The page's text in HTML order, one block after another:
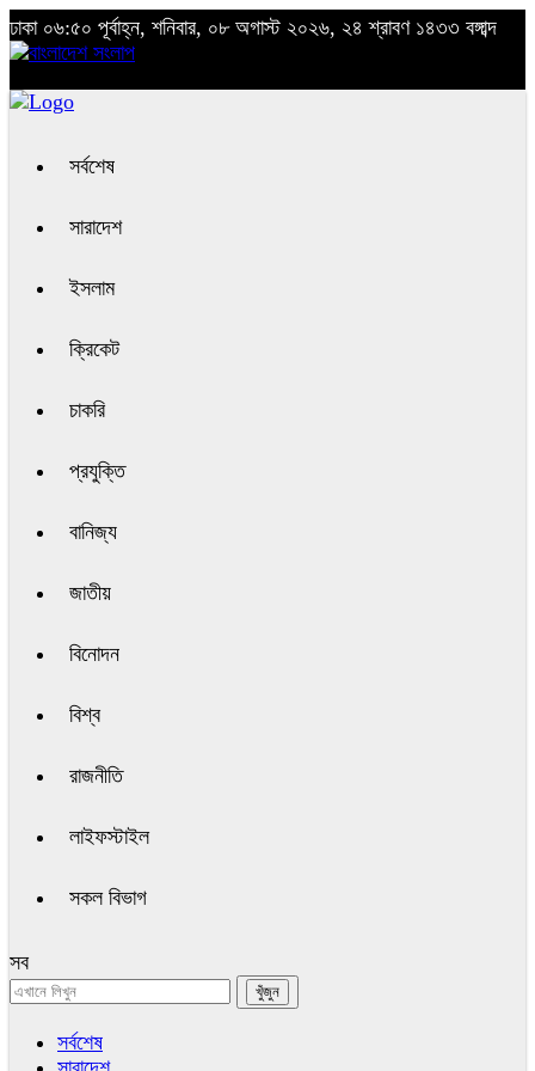
ঢাকা ০৬:৫০ পূর্বাহ্ন, শনিবার, ০৮ অগাস্ট ২০২৬, ২৪ শ্রাবণ ১৪৩৩ বঙ্গাব্দ
সর্বশেষ
সারাদেশ
ইসলাম
ক্রিকেট
চাকরি
প্রযুক্তি
বানিজ্য
জাতীয়
বিনোদন
বিশ্ব
রাজনীতি
লাইফস্টাইল
সকল বিভাগ
সব
সর্বশেষ